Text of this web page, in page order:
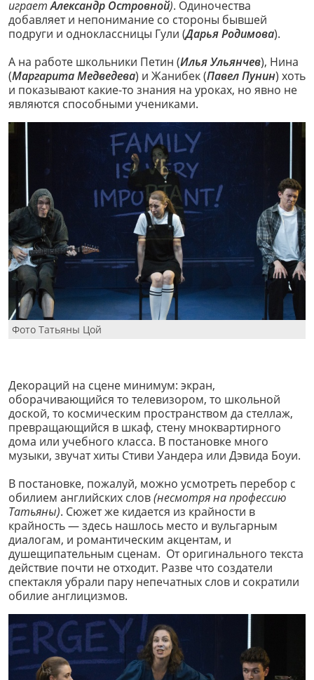
играетАлександр Островной). Одиночества
добавляет и непонимание со стороны бывшей
подруги и одноклассницы Гули (Дарья Родимова).
А на работе школьники Петин (Илья Ульянчев), Нина
(Маргарита Медведева) и Жанибек (Павел Пунин) хоть
и показывают какие-то знания на уроках, но явно не
являются способными учениками.
Фото Татьяны Цой
Декораций на сцене минимум: экран,
оборачивающийся то телевизором, то школьной
доской, то космическим пространством да стеллаж,
превращающийся в шкаф, стену мноквартирного
дома или учебного класса. В постановке много
музыки, звучат хиты Стиви Уандера или Дэвида Боуи.
В постановке, пожалуй, можно усмотреть перебор с
обилием английских слов(несмотря на профессию
Татьяны). Сюжет же кидается из крайности в
крайность — здесь нашлось место и вульгарным
диалогам, и романтическим акцентам, и
душещипательным сценам. От оригинального текста
действие почти не отходит. Разве что создатели
спектакля убрали пару непечатных слов и сократили
обилие англицизмов.